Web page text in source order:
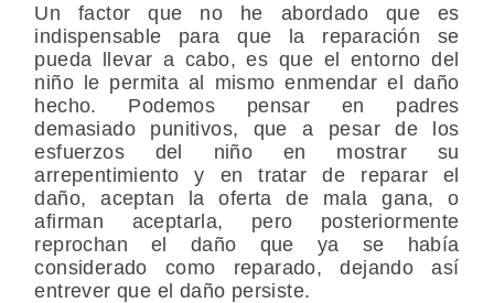
Un factor que no he abordado que es
indispensable para que la reparación se
pueda llevar a cabo, es que el entorno del
niño le permita al mismo enmendar el daño
hecho. Podemos pensar en padres
demasiado punitivos, que a pesar de los
esfuerzos del niño en mostrar su
arrepentimiento y en tratar de reparar el
daño, aceptan la oferta de mala gana, o
afirman aceptarla, pero posteriormente
reprochan el daño que ya se había
considerado como reparado, dejando así
entrever que el daño persiste.